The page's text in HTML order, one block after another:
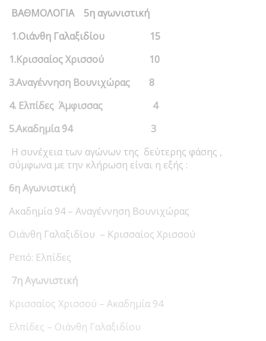
ΒΑΘΜΟΛΟΓΙΑ
5η αγωνιστική
1.Οιάνθη Γαλαξιδίου 15
1.Κρισσαίος Χρισσού 10
3.Αναγέννηση Βουνιχώρας 8
4. Ελπίδες Άμφισσας 4
5.Ακαδημία ΄94 3
Η συνέχεια των αγώνων της δεύτερης φάσης ,
σύμφωνα με την κλήρωση είναι η εξής :
6η Αγωνιστική
Ακαδημία 94 – Αναγέννηση Βουνιχώρας
Οιάνθη Γαλαξιδίου – Κρισσαίος Χρισσού
Ρεπό: Ελπίδες
7η Αγωνιστική
Κρισσαίος Χρισσού – Ακαδημία 94
Ελπίδες – Οιάνθη Γαλαξιδίου